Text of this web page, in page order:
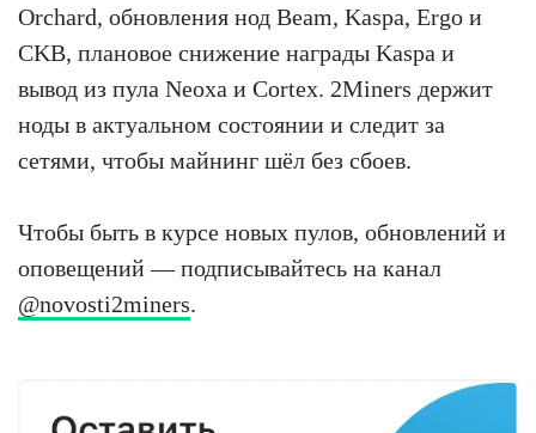
Orchard, обновления нод Beam, Kaspa, Ergo и
CKB, плановое снижение награды Kaspa и
вывод из пула Neoxa и Cortex. 2Miners держит
ноды в актуальном состоянии и следит за
сетями, чтобы майнинг шёл без сбоев.
Чтобы быть в курсе новых пулов, обновлений и
оповещений — подписывайтесь на канал
@novosti2miners.